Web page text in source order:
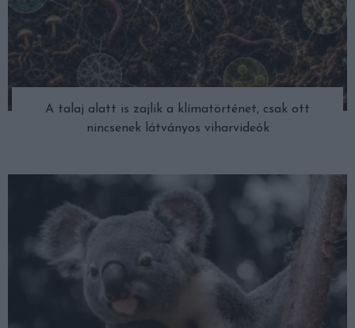
A talaj alatt is zajlik a klímatörténet, csak ott
nincsenek látványos viharvideók